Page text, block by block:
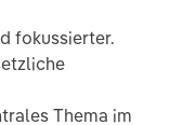
fokussierter.
Thema im